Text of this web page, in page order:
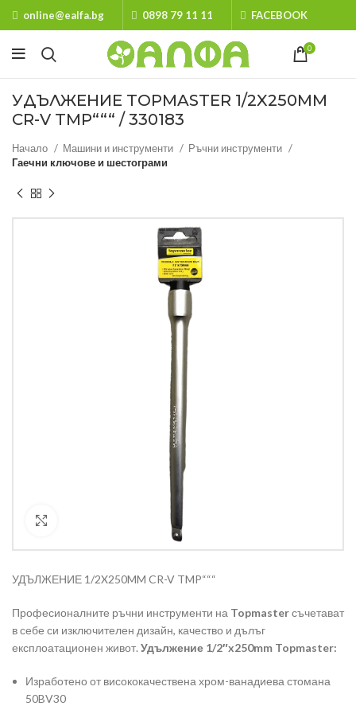
online@ealfa.bg 0898 79 11 11 FACEBOOK
0
УДЪЛЖЕНИЕ TOPMASTER 1/2X250MM
CR-V TMP“““ / 330183
Начало Машини и инструменти
Ръчни инструменти
Гаечни ключове и шестограми
Кликнете за уголемяване
УДЪЛЖЕНИЕ 1/2X250MM CR-V TMP“““
Професионалните ръчни инструменти на Topmasterсъчетават
в себе си изключителен дизайн, качество и дълъг
експлоатационен живот. Удължение 1/2″x250mm Topmaster:
Изработено от висококачествена хром-ванадиева стомана
50BV30